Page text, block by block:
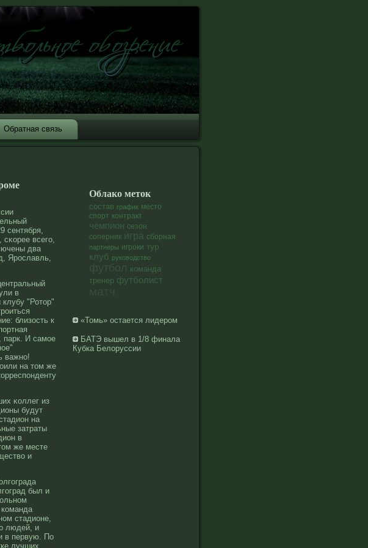
Обратная связь
сентября,
всего,
два
Ярοславль,
в
клубу "Ротор"
близость к
парк. И самое
важно!
на том же
κоллег из
будут
на
затраты
в
же месте
и
был и
команда
стадионе,
людей, и
в первую. По
лучших
Облако меток
состав график место
спорт контракт
чемпион сезон
соперник игра сборная
партнеры игроки тур
клуб руководство
футбол команда
тренер футболист
«Томь» остается лидером
БАТЭ вышел в 1/8 финала
Кубка Белоруссии